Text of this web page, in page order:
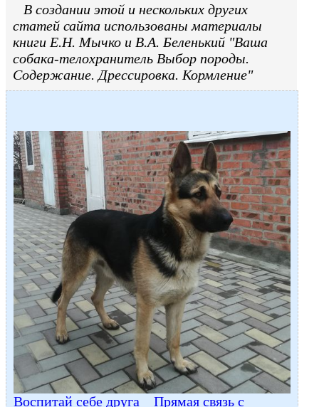
В создании этой и нескольких других
статей сайта использованы материалы
книги Е.Н. Мычко и В.А. Беленький "Ваша
собака-телохранитель Выбор породы.
Содержание. Дрессировка. Кормление"
Воспитай себе друга Прямая связь с